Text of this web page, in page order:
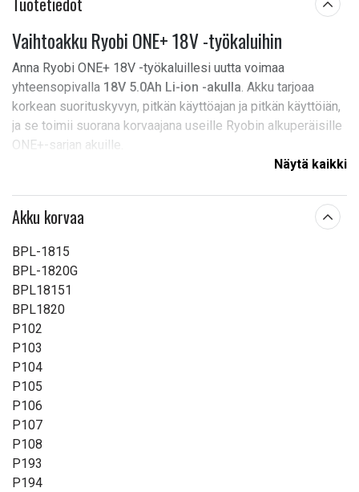
Vaihtoakku Ryobi ONE+ 18V -työkaluihin
Anna Ryobi ONE+ 18V -työkaluillesi uutta voimaa
yhteensopivalla 18V 5.0Ah Li-ion -akulla. Akku tarjoaa
korkean suorituskyvyn, pitkän käyttöajan ja pitkän käyttöiän,
ja se toimii suorana korvaajana useille Ryobin alkuperäisille
ONE+-sarjan akuille.
iskuruuvinvääntimiin, kulmahiomakoneisiin, pyörösahoihin,
pistosahoihin, puukkosahoihin, ruohotrimmereihin,
pensasleikkureihin, lehtipuhaltimiin ja moniin muihin 18V-
työkaluihin.
Ominaisuudet
Yhteensopiva vaihtoakku
Litiumioni (Li-ion)
18V
5.0Ah
Suuri kapasiteetti ja pitkä käyttöaika
Suora korvaaja Ryobi ONE+ -akuille
Korvaa muun muassa
Näytä kaikki
Akku korvaa
BPL-1815
BPL-1820G
BPL18151
BPL1820
P102
P103
P104
P105
P106
P107
P108
P193
P194